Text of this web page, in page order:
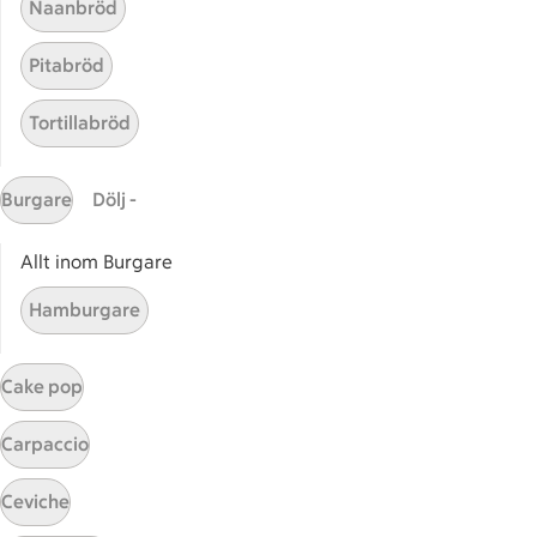
Christers citronkyckling
Betyg 4.5 av 5.
2 personer har röstat
Apelsinstekta rotfrukter
Naanbröd
Pitabröd
Tortillabröd
Burgare Dölj -
Allt inom Burgare
Hamburgare
Cake pop
Carpaccio
Ceviche